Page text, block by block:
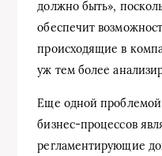
должно быть»,
обеспечит
происходящие в
уж тем более
Еще одной проблемой
бизнес-процессов
регламентирующие